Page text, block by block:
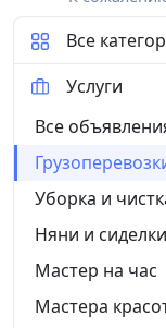
Все
Услуги
Все
Уборка и
Няни и сиделки
Мастер на час
Мастера